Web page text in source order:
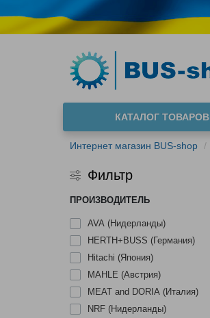
КАТАЛОГ ТОВАРОВ
Интернет магазин BUS-shop
Фильтр
ПРОИЗВОДИТЕЛЬ
AVA (Нидерланды)
HERTH+BUSS (Германия)
Hitachi (Япония)
MAHLE (Австрия)
MEAT and DORIA (Италия)
NRF (Нидерланды)